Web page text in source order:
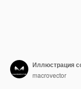
macrovector